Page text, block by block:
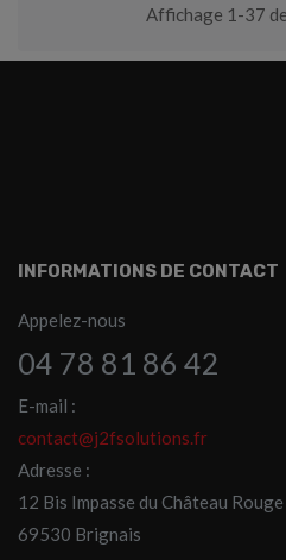
Affichage 1-37
INFORMATIONS DE CONTACT
Appelez-nous
04 78 81 86 42
E-mail :
contact@j2fsolutions.fr
Adresse :
12 Bis Impasse du Château Rouge
69530 Brignais